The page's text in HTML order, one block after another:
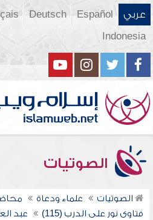
عربي Español
Deutsch
Indonesia
الصوتيات
الصوتيات علماء ودعاة
فتاوى نور على الدرب (115)
عبد